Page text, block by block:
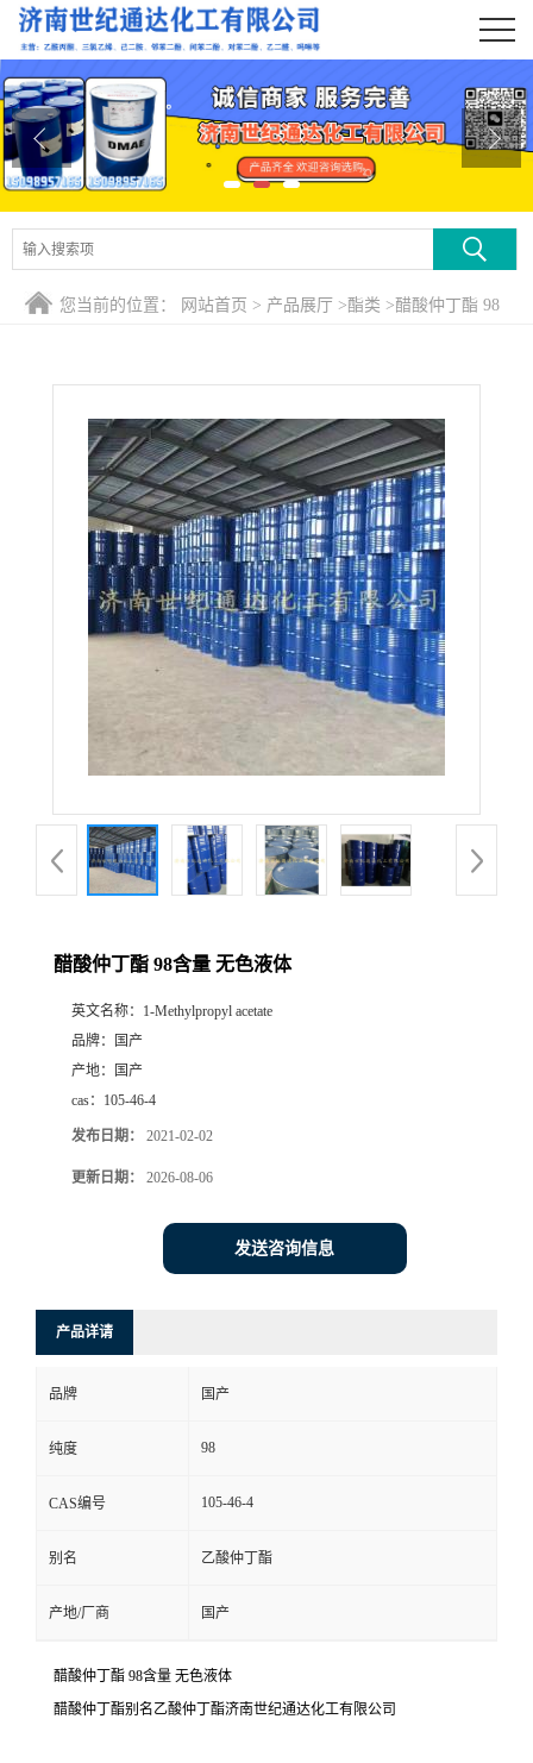
公司首页
公司介绍
公司动态
产品展厅
证书荣誉
您当前的位置： 网站首页 > 产品展厅 >酯类 >醋酸仲丁酯 98
醋酸仲丁酯 98含量 无色液体
英文名称： 1-Methylpropyl acetate
品牌：
国产
产地：
国产
cas： 105-46-4
发布日期： 2021-02-02
更新日期： 2026-08-06
发送咨询信息
产品详请
品牌 国产
纯度 98
CAS编号 105-46-4
别名 乙酸仲丁酯
产地/厂商 国产
醋酸仲丁酯 98含量 无色液体
醋酸仲丁酯别名乙酸仲丁酯济南世纪通达化工有限公司